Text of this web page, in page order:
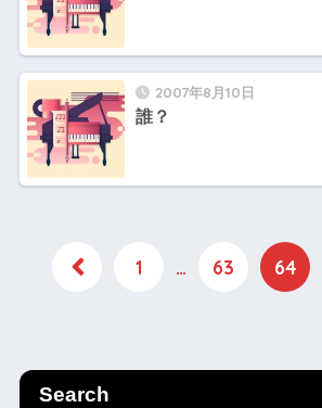
2007年8月10日
誰？
1 … 63 64
Search